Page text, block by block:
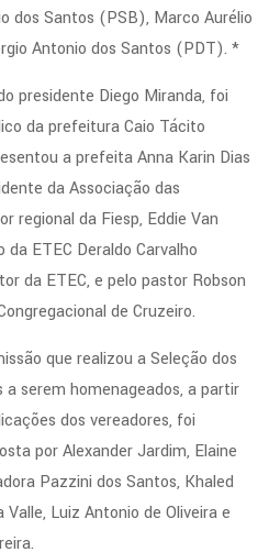
dos Santos (PSB), Marco Aurélio
Antonio dos Santos (PDT). *
presidente Diego Miranda, foi
da prefeitura Caio Tácito
a prefeita Anna Karin Dias
da Associação das
regional da Fiesp, Eddie Van
ETEC Deraldo Carvalho
da ETEC, e pelo pastor Robson
de Cruzeiro.
que realizou a Seleção dos
a serem homenageados, a partir
dos vereadores, foi
por Alexander Jardim, Elaine
Pazzini dos Santos, Khaled
Valle, Luiz Antonio de Oliveira e